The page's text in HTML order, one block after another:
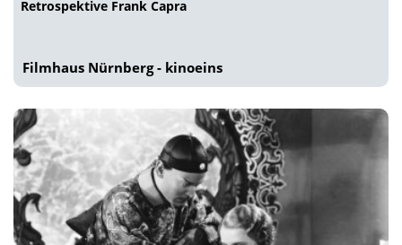
Retrospektive Frank Capra
Filmhaus Nürnberg - kinoeins